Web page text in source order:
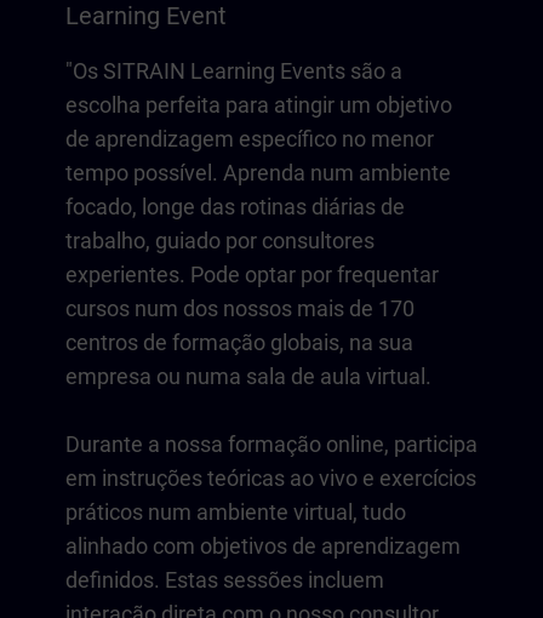
Learning Event
"Os SITRAIN Learning Events são a
escolha perfeita para atingir um objetivo
de aprendizagem específico no menor
tempo possível. Aprenda num ambiente
focado, longe das rotinas diárias de
trabalho, guiado por consultores
experientes. Pode optar por frequentar
cursos num dos nossos mais de 170
centros de formação globais, na sua
empresa ou numa sala de aula virtual.
Durante a nossa formação online, participa
em instruções teóricas ao vivo e exercícios
práticos num ambiente virtual, tudo
alinhado com objetivos de aprendizagem
definidos. Estas sessões incluem